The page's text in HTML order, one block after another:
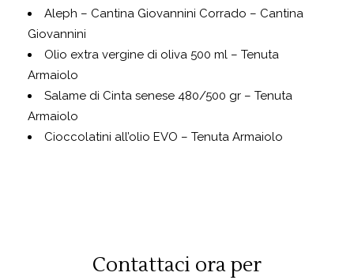
Aleph – Cantina Giovannini Corrado – Cantina
Giovannini
Olio extra vergine di oliva 500 ml – Tenuta
Armaiolo
Salame di Cinta senese 480/500 gr – Tenuta
Armaiolo
Cioccolatini all’olio EVO – Tenuta Armaiolo
Contattaci ora per